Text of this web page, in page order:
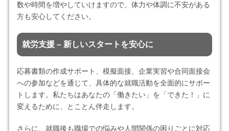
数や時間を増やしていけますので、体力や体調に不安がある
方も安心してください。
就労支援 – 新しいスタートを安心に
応募書類の作成サポート、模擬面接、企業実習や合同面接会
への参加などを通じて、具体的な就職活動を全面的にサポー
トします。私たちはあなたの「働きたい」を「できた！」に
変えるために、とことん伴走します。
さらに、就職後も職場での悩みや人間関係の困りごとに対応